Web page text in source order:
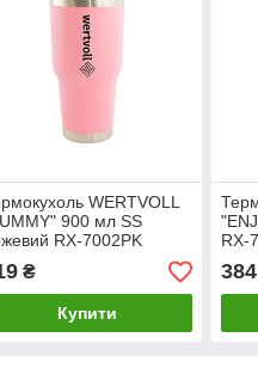
WERTVOLL
900 мл SS
RX-7002PK
₴
Купити
RX-
384